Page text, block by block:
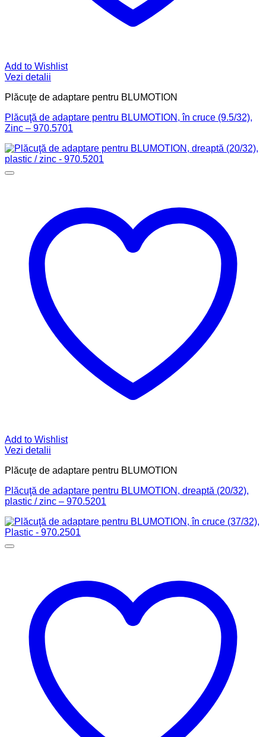
Add to Wishlist
Vezi detalii
Plăcuţe de adaptare pentru BLUMOTION
Plăcuţă de adaptare pentru BLUMOTION, în cruce (9.5/32),
Zinc – 970.5701
Add to Wishlist
Vezi detalii
Plăcuţe de adaptare pentru BLUMOTION
Plăcuţă de adaptare pentru BLUMOTION, dreaptă (20/32),
plastic / zinc – 970.5201